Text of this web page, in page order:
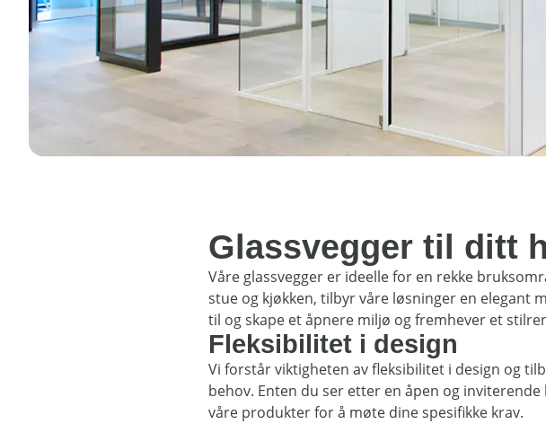
Glassvegger til ditt
Våre glassvegger er ideelle for en rekke
stue og kjøkken, tilbyr våre løsninger en elegant
til og skape et åpnere miljø og fremhever et
Fleksibilitet i design
Vi forstår viktigheten av fleksibilitet i design og
behov. Enten du ser etter en åpen og
våre produkter for å møte dine spesifikke krav.